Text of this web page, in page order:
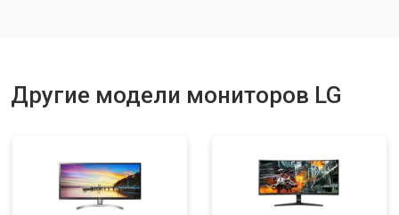
Другие модели мониторов LG